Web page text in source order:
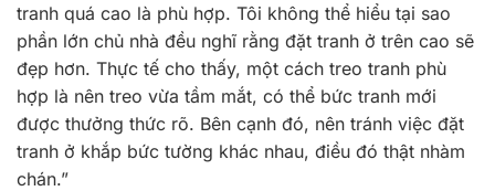
tranh quá cao là phù hợp. Tôi không thể hiểu tại sao
phần lớn chủ nhà đều nghĩ rằng đặt tranh ở trên cao sẽ
đẹp hơn. Thực tế cho thấy, một cách treo tranh phù
hợp là nên treo vừa tầm mắt, có thể bức tranh mới
được thưởng thức rõ. Bên cạnh đó, nên tránh việc đặt
tranh ở khắp bức tường khác nhau, điều đó thật nhàm
chán.”